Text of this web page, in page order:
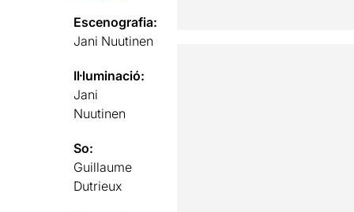
Escenografia:
Jani Nuutinen
Il·luminació:
Jani
Nuutinen
So:
Guillaume
Dutrieux